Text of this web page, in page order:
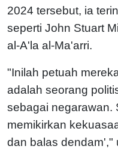
2024 tersebut, ia
seperti John Stuart
al-A'la al-Ma'arri.
"Inilah petuah
adalah seorang
sebagai negarawan.
memikirkan
dan balas dendam',"